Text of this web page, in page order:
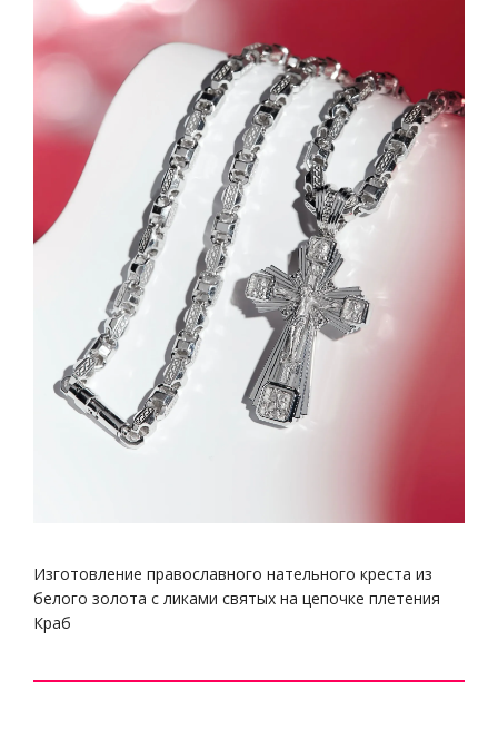
Изготовление православного нательного креста из
белого золота с ликами святых на цепочке плетения
Краб